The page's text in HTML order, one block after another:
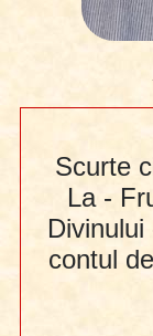
Scurte
La -
contul